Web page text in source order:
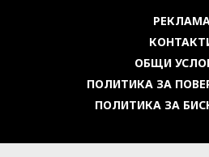
ОБЩИ
ПОЛИТИКА ЗА
ПОЛИТИКА ЗА